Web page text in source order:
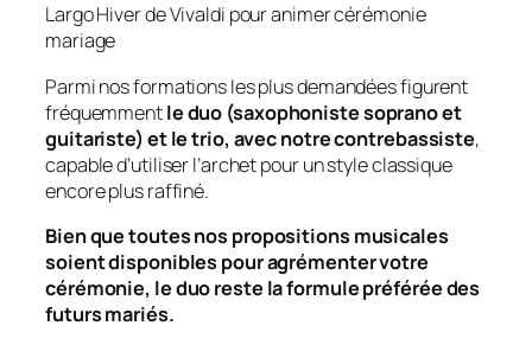
Largo Hiver de Vivaldi pour animer cérémonie
mariage
Parmi nos formations les plus demandées figurent
fréquemmentle duo (saxophoniste soprano et
guitariste) et le trio, avec notre contrebassiste,
capable d’utiliser l’archet pour un style classique
encore plus raffiné.
Bien que toutes nos propositions musicales
soient disponibles pour agrémenter votre
cérémonie, le duo reste la formule préférée des
futurs mariés.